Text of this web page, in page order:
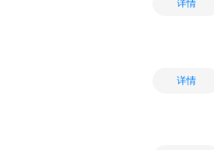
详情
详情